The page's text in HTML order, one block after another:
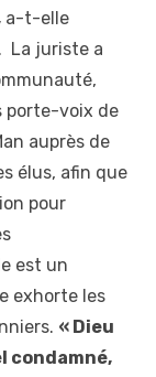
a-t-elle
La juriste a
porte-voix de
auprès de
élus, afin que
pour
est un
exhorte les
« Dieu
condamné,